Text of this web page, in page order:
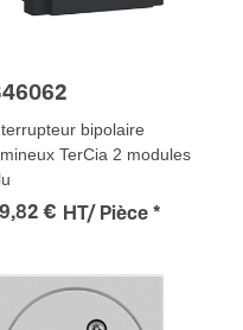
bipolaire
TerCia 2 modules
€ HT/ Pièce *